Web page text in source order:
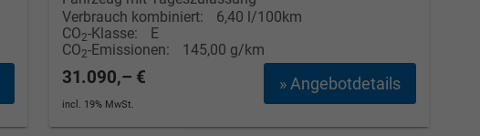
Verbrauch kombiniert:
6,40 l/100km
CO2-Klasse:
E
CO2-Emissionen: 145,00 g/km
» Angebotdetails
31.090,– €
incl. 19% MwSt.